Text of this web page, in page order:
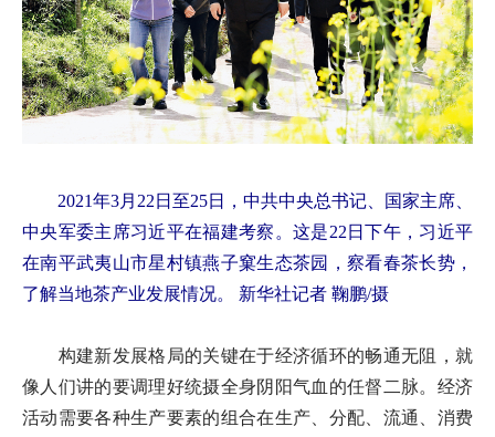
2021年3月22日至25日，中共中央总书记、国家主席、
中央军委主席习近平在福建考察。这是22日下午，习近平
在南平武夷山市星村镇燕子窠生态茶园，察看春茶长势，
了解当地茶产业发展情况。 新华社记者 鞠鹏/摄
构建新发展格局的关键在于经济循环的畅通无阻，就
像人们讲的要调理好统摄全身阴阳气血的任督二脉。经济
活动需要各种生产要素的组合在生产、分配、流通、消费